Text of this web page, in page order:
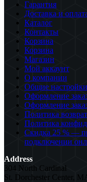
Гарантия
Доставка и
Каталог
Контакты
Корзина
Корзина
Магазин
Мой аккаунт
О компании
Общие настройки
Оформление
Оформление
Политика
Политика
Скидка 25 % —
подключении
Address
304 North Cardinal
St. Dorchester Center,